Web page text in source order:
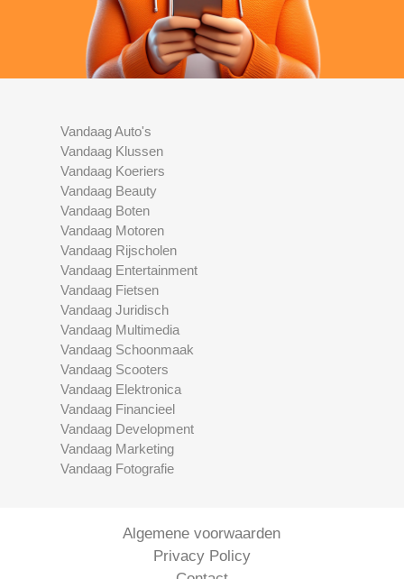
Vandaag Auto's
Vandaag Klussen
Vandaag Koeriers
Vandaag Beauty
Vandaag Boten
Vandaag Motoren
Vandaag Rijscholen
Vandaag Entertainment
Vandaag Fietsen
Vandaag Juridisch
Vandaag Multimedia
Vandaag Schoonmaak
Vandaag Scooters
Vandaag Elektronica
Vandaag Financieel
Vandaag Development
Vandaag Marketing
Vandaag Fotografie
Algemene voorwaarden
Privacy Policy